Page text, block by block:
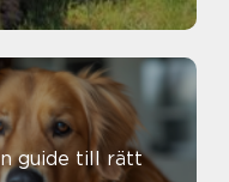
guide till rätt